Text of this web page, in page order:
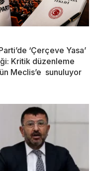
‘Çerçeve Yasa’
Kritik düzenleme
Meclis’e sunuluyor